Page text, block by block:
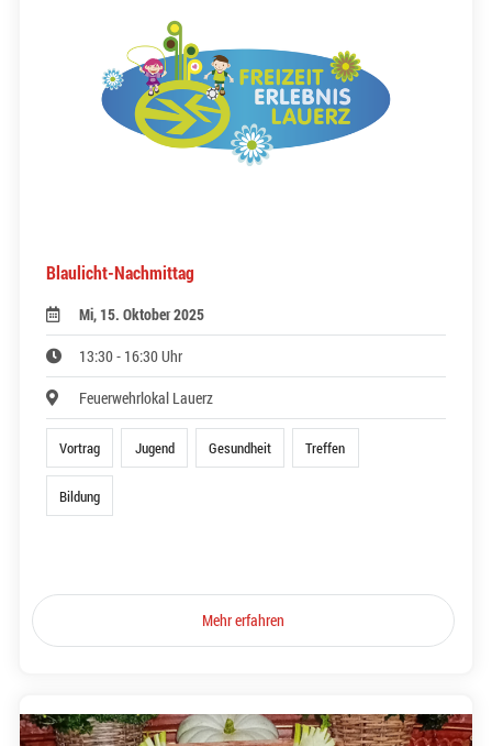
Blaulicht-Nachmittag
Mi, 15. Oktober 2025
13:30 - 16:30 Uhr
Feuerwehrlokal Lauerz
Vortrag Jugend Gesundheit Treffen
Bildung
Mehr erfahren